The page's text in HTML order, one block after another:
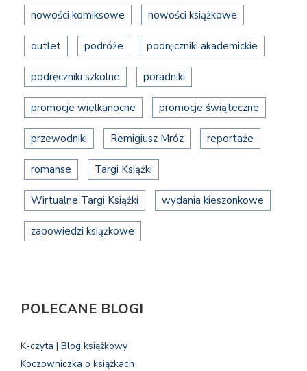
nowości komiksowe nowości książkowe
outlet podróże podręczniki akademickie
podręczniki szkolne poradniki
promocje wielkanocne promocje świąteczne
przewodniki Remigiusz Mróz reportaże
romanse Targi Książki
Wirtualne Targi Książki wydania kieszonkowe
zapowiedzi książkowe
POLECANE BLOGI
K-czyta | Blog książkowy
Koczowniczka o książkach